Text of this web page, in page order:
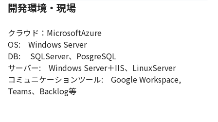
開発環境・現場
クラウド：MicrosoftAzure
OS:　Windows Server
DB: 　SQLServer、PosgreSQL
サーバー:　Windows Server＋IIS、LinuxServer
コミュニケーションツール:　Google Workspace,
Teams、Backlog等